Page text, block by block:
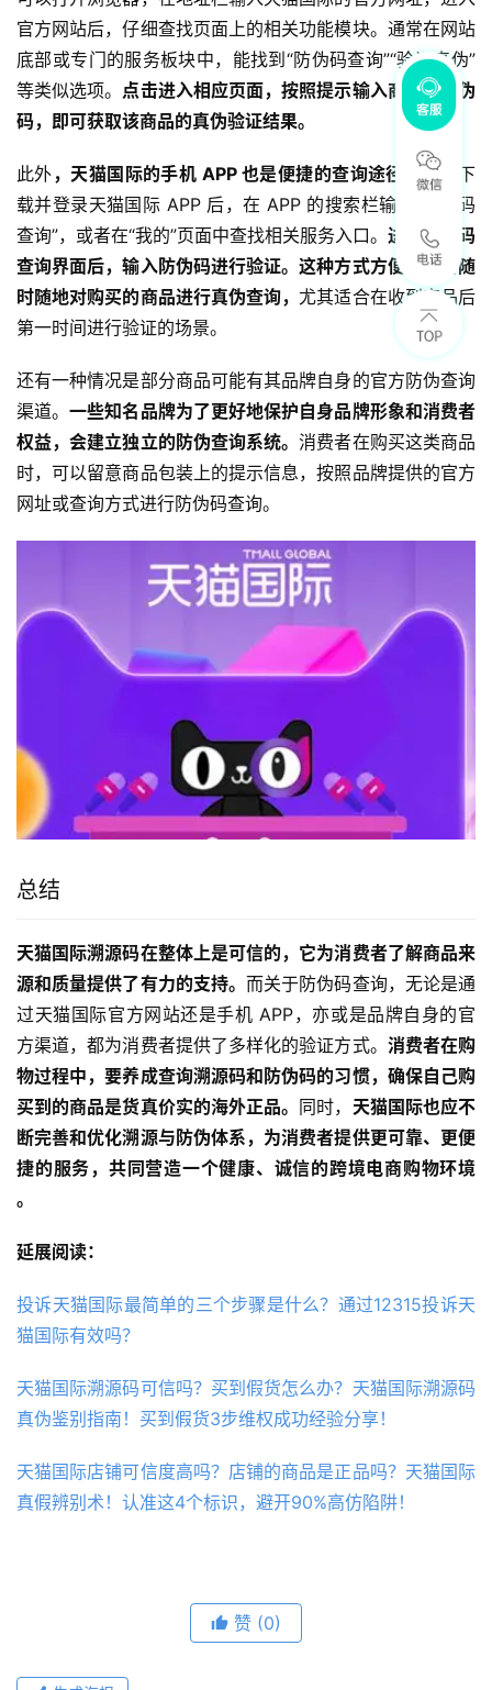
官方网站后，仔细查找页面上的相关功能模块。通常在网站
底部或专门的服务板块中，能找到“防伪码查询”“验证真伪”
等类似选项。 点击进入相应页面，按照提示输入商品的防伪
码，即可获取该商品的真伪验证结果。
此外 ，天猫国际的手机 APP 也是便捷的查询途径。用户下
载并登录天猫国际 APP 后，在 APP 的搜索栏输入“防伪码
查询”，或者在“我的”页面中查找相关服务入口。 进入防伪码
查询界面后，输入防伪码进行验证。这种方式方便消费者随
时随地对购买的商品进行真伪查询，尤其适合在收到商品后
第一时间进行验证的场景。
还有一种情况是部分商品可能有其品牌自身的官方防伪查询
渠道。一些知名品牌为了更好地保护自身品牌形象和消费者
权益，会建立独立的防伪查询系统。消费者在购买这类商品
时，可以留意商品包装上的提示信息，按照品牌提供的官方
网址或查询方式进行防伪码查询。
总结
天猫国际溯源码在整体上是可信的，它为消费者了解商品来
源和质量提供了有力的支持。而关于防伪码查询，无论是通
过天猫国际官方网站还是手机 APP，亦或是品牌自身的官
方渠道，都为消费者提供了多样化的验证方式。 消费者在购
物过程中，要养成查询溯源码和防伪码的习惯，确保自己购
买到的商品是货真价实的海外正品。 同时， 天猫国际也应不
断完善和优化溯源与防伪体系，为消费者提供更可靠、更便
捷的服务，共同营造一个健康、诚信的跨境电商购物环境
。
延展阅读：
投诉天猫国际最简单的三个步骤是什么？通过12315投诉天
猫国际有效吗？
天猫国际溯源码可信吗？买到假货怎么办？天猫国际溯源码
真伪鉴别指南！买到假货3步维权成功经验分享！
天猫国际店铺可信度高吗？店铺的商品是正品吗？天猫国际
真假辨别术！认准这4个标识，避开90%高仿陷阱！
赞 (0)